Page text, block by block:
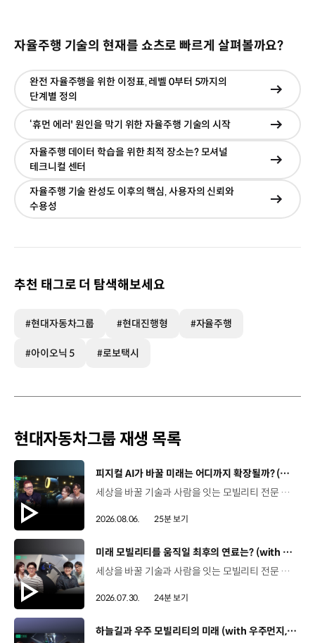
자율주행 기술의 현재를 쇼츠로 빠르게 살펴볼까요?
완전 자율주행을 위한 이정표‚ 레벨 0부터 5까지의
단계별 정의
현재
이동
‘휴먼 에러' 원인을 막기 위한 자율주행 기술의 시작
현재
이동
자율주행 데이터 학습을 위한 최적 장소는? 모셔널
테크니컬 센터
현재
이동
자율주행 기술 완성도 이후의 핵심‚ 사용자의 신뢰와
수용성
현재
이동
추천 태그로 더 탐색해보세요
#현대자동차그룹 #현대진행형 #자율주행
#아이오닉 5 #로보택시
현대자동차그룹 재생 목록
[동영상]
피지컬 AI가 바꿀 미래는 어디까지 확장될까? (with 카이스트 김대식 교수) | 현대진행형 팟캐스트 EP. 22
세상을 바꿀 기술과 사람을 잇는 모빌리티 전문 팟캐스트, 현대진행형. 🔊과학커뮤니케이터 이독실, 여도은 앵커‬,그리고 카이스트 김대식 교수와 함께했습니다. 이제는 AI가 물건을 옮기고, 사람을 돕고, 함께 일하는 시대! 스물두 번째 에피소드에서는 몸을 가진 AI, ‘피지컬 AI’를 주제로휴머노이드가 사람을 닮은 이유부터 산업과 일상에 가져올 변화,그리고 현대자동차그룹이 준비하는 피지컬 AI의 미래까지 이야기합니다. 화면 밖을 나와 몸을 갖게 된 AI, 우리의 일상은 어떻게 달라질까요?현대진행형 22편에서 확인해 보세요. 현대진행형 팟빵 ▶현대진행형 애플 팟캐스트 ▶현대진행형 스포티파이 ▶ 00:00 하이라이트00:37 출연진 소개01:00 몸을 가진 AI, 피지컬 AI란?01:31 10년 만에 달라진 휴머노이드 기술02:42 도구로 능력을 확장해 온 인간04:51 인간의 의지까지 확장하는 AI05:30 휴머노이드는 왜 사람을 닮았을까?07:18 휴머노이드 개발에 남은 가장 큰 과제07:31 인간의 손과 다른 아틀라스의 손08:36 피지컬 AI가 가장 먼저 필요한 분야09:32 AI 시대, 노동의 의미는 달라질까?12:13 아직 1%도 시작하지 않은 피지컬 AI16:28 현대자동차그룹이 준비해 온 피지컬 AI17:31 미래 모빌리티는 어떤 모습일까?19:14 현대자동차그룹이 가진 풀스택 경쟁력20:10 피지컬 AI의 성능을 결정하는 모션 데이터22:49 휴머노이드와 함께 일하는 시대23:51 클로징 *본 영상에 포함된 참여자의 의견은 현대자동차그룹의 공식 입장과 다를 수 있습니다. #현대자동차그룹 #현대진행형 #모빌리티팟캐스트 #피지컬AI #휴머노이드 #보스턴다이나믹스 #아틀라스 #미래모빌리티 #모빌리티 #팟캐스트
2026.08.06. 25분 보기
[동영상]
미래 모빌리티를 움직일 최후의 연료는? (with 우주먼지, 항성) | 현대진행형 팟캐스트 EP. 21
세상을 바꿀 기술과 사람을 잇는 모빌리티 전문 팟캐스트, 현대진행형. 🔊 과학커뮤니케이터 이독실, 여도은 앵커,그리고 천문학자 우주먼지, 과학커뮤니케이터 항성과 함께했습니다. 휘발유부터 전기차, 수소전기차, 하이브리드까지미래 모빌리티를 움직일 연료는 무엇일까요? 스물한 번째 에피소드에서는 자동차의 '연료'를 주제로다양한 에너지가 만들어갈 미래 모빌리티 라이프스타일을 이야기합니다. 연료가 바뀌면 자동차도, 우리의 이동 방식도 달라지지 않을까요?현대진행형 21편에서 확인해 보세요. 현대진행형 팟빵▶ 현대진행형 애플 팟캐스트▶현대진행형 스포티파이▶ 00:00 하이라이트00:21 인트로 / 자기소개00:58 자동차의 성격, 무엇으로 결정될까?03:38 연료란, 자동차의 성격을 결정하는 DNA04:24 휘발유는 어떻게 연료 경쟁에서 살아남았을까06:09 휘발유의 과거와 현재, 유연휘발유 속 납성분07:02 지구를 납으로 오염시키던 유연휘발유가 사라진 이유08:47 달리는 전자제품이 된 자동차, SDV 시대로의 전환09:46 '기계공학' 시스템에서 '소프트웨어'로 변화하는 모빌리티11:18 친환경차 시대가 오기까지의 기술적 과제11:43 전기차 배터리가 풀어야 할 숙제12:25 배터리를 관리하는 BMS 기술13:51 수소전기차, 인프라가 먼저일까 수요가 먼저일까?14:23 수소가 청정 연료로 주목받는 이유15:08 우주에서 가장 흔한 원소, 수소 생산과 운송의 현실적인 과제16:49 수소가 필요한 모빌리티는 따로 있다18:21 하이브리드가 대세인 시대, 그 이유는? 19:26 하이브리드는 연료 과도기를 견디게 해주는 기술21:44 전기·수소·하이브리드를 함께 준비하는 멀티 파워트레인 전략이란?23:30 클로징 *본 영상에 포함된 참여자의 의견은 현대자동차그룹의 공식 입장과 다를 수 있습니다. #현대자동차그룹 #현대진행형 #모빌리티팟캐스트 #전기차 #수소전기차 #연료 #에너지 #미래모빌리티 #모빌리티 #팟캐스트
2026.07.30. 24분 보기
[동영상]
하늘길과 우주 모빌리티의 미래 (with 우주먼지, 항성) | 현대진행형 팟캐스트 EP. 20